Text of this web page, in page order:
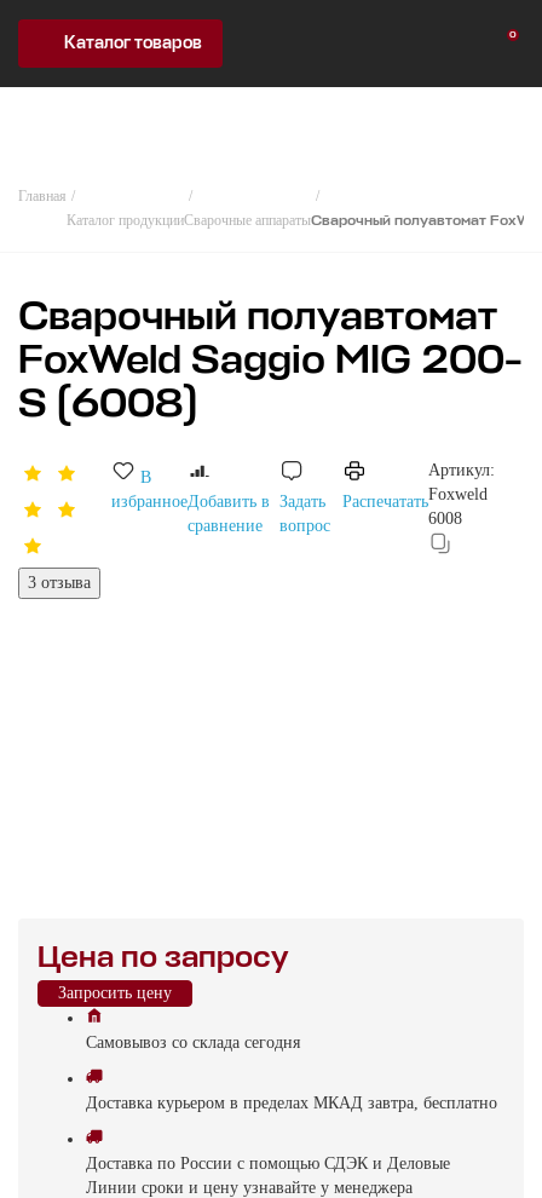
Каталог товаров
0
Главная
Каталог продукцииСварочные аппаратыСварочный полуавтомат
Сварочный полуавтомат
FoxWeld Saggio MIG 200-
S (6008)
3 отзыва
В
избранноеДобавить в
сравнение
Задать
вопрос
Распечатать
Артикул:
Foxweld
6008
Цена по запросу
Запросить цену
Самовывоз со склада cегодня
Доставка курьером в пределах МКАД завтра, бесплатно
Доставка по России с помощью СДЭК и Деловые
Линии сроки и цену узнавайте у менеджера